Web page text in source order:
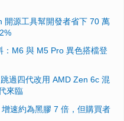
開源工具幫開發者省下 70 萬
M6 與 M5 Pro 異色搭檔登
過四代改用 AMD Zen 6c 混
來臨
速約為黑膠 7 倍，但購買者